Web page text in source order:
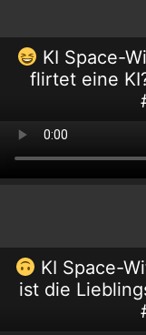
KI Space-
flirtet eine
KI Space-
ist die